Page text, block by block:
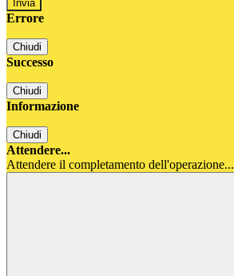
Errore
Chiudi
Successo
Chiudi
Informazione
Chiudi
Attendere...
Attendere il completamento dell'operazione...